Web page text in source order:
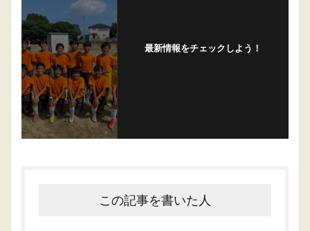
最新情報をチェックしよう！
この記事を書いた人